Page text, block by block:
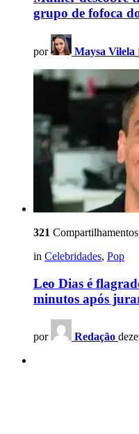
grupo de fofoca
por Maysa Vilela
321 Compartilhamentos
in Celebridades, Pop
Leo Dias é
minutos após
por Redação